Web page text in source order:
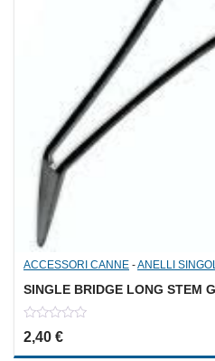
ACCESSORI CANNE -ANELLI
SINGLE BRIDGE LONG STEM
0
out
of
2,40 €